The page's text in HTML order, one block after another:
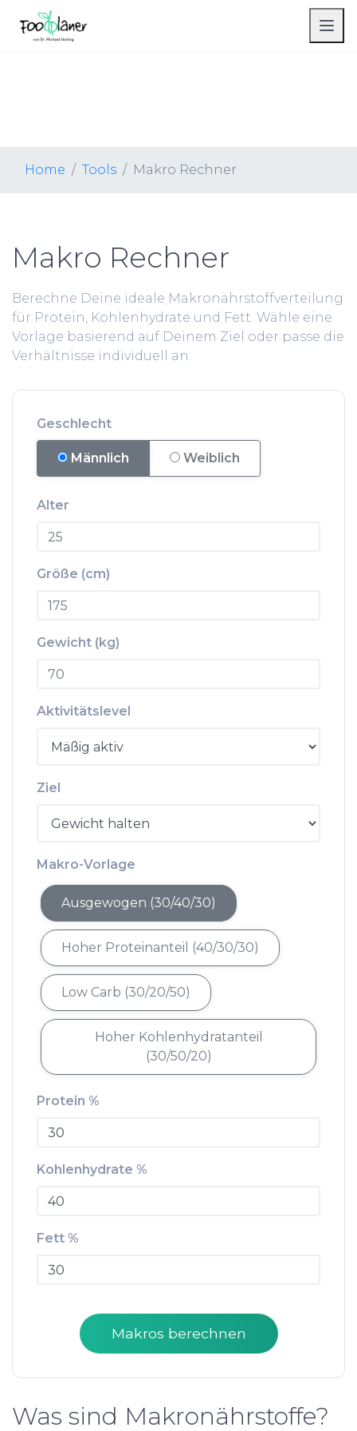
Home Tools Makro Rechner
Makro Rechner
Berechne Deine ideale Makronährstoffverteilung
für Protein, Kohlenhydrate und Fett. Wähle eine
Vorlage basierend auf Deinem Ziel oder passe die
Verhältnisse individuell an.
Geschlecht
Männlich Weiblich
Alter
Größe (cm)
Gewicht (kg)
Aktivitätslevel
Ziel
Makro-Vorlage
Ausgewogen (30/40/30)
Hoher Proteinanteil (40/30/30)
Low Carb (30/20/50)
Hoher Kohlenhydratanteil
(30/50/20)
Protein %
Kohlenhydrate %
Fett %
Makros berechnen
Was sind Makronährstoffe?